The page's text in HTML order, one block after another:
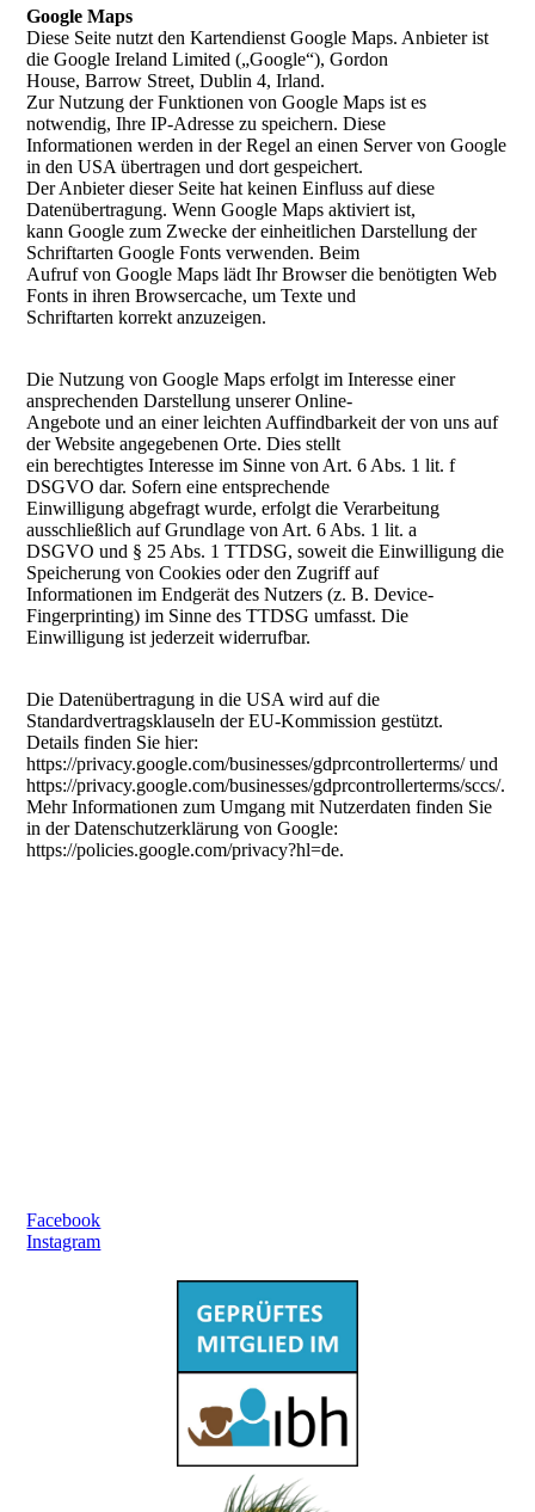
Google Maps
Diese Seite nutzt den Kartendienst Google Maps. Anbieter ist
die Google Ireland Limited („Google“), Gordon
House, Barrow Street, Dublin 4, Irland.
Zur Nutzung der Funktionen von Google Maps ist es
notwendig, Ihre IP-Adresse zu speichern. Diese
Informationen werden in der Regel an einen Server von Google
in den USA übertragen und dort gespeichert.
Der Anbieter dieser Seite hat keinen Einfluss auf diese
Datenübertragung. Wenn Google Maps aktiviert ist,
kann Google zum Zwecke der einheitlichen Darstellung der
Schriftarten Google Fonts verwenden. Beim
Aufruf von Google Maps lädt Ihr Browser die benötigten Web
Fonts in ihren Browsercache, um Texte und
Schriftarten korrekt anzuzeigen.
Die Nutzung von Google Maps erfolgt im Interesse einer
ansprechenden Darstellung unserer Online-
Angebote und an einer leichten Auffindbarkeit der von uns auf
der Website angegebenen Orte. Dies stellt
ein berechtigtes Interesse im Sinne von Art. 6 Abs. 1 lit. f
DSGVO dar. Sofern eine entsprechende
Einwilligung abgefragt wurde, erfolgt die Verarbeitung
ausschließlich auf Grundlage von Art. 6 Abs. 1 lit. a
DSGVO und § 25 Abs. 1 TTDSG, soweit die Einwilligung die
Speicherung von Cookies oder den Zugriff auf
Informationen im Endgerät des Nutzers (z. B. Device-
Fingerprinting) im Sinne des TTDSG umfasst. Die
Einwilligung ist jederzeit widerrufbar.
Die Datenübertragung in die USA wird auf die
Standardvertragsklauseln der EU-Kommission gestützt.
Details finden Sie hier:
https://privacy.google.com/businesses/gdprcontrollerterms/ und
https://privacy.google.com/businesses/gdprcontrollerterms/sccs/.
Mehr Informationen zum Umgang mit Nutzerdaten finden Sie
in der Datenschutzerklärung von Google:
https://policies.google.com/privacy?hl=de.
Facebook
Instagram